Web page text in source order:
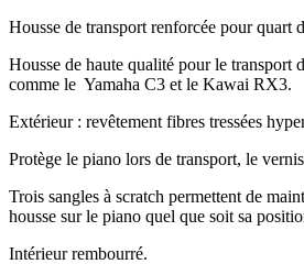
Housse de transport renforcée pour quart
Housse de haute qualité pour le transport
comme le Yamaha C3 et le Kawai RX3.
Extérieur : revêtement fibres tressées
Protège le piano lors de transport, le
Trois sangles à scratch permettent de
housse sur le piano quel que soit sa
Intérieur rembourré.